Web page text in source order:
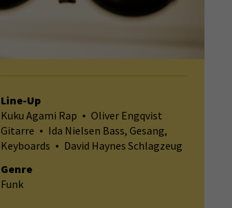
Line-Up
Kuku Agami Rap
Oliver Engqvist
Gitarre
Ida Nielsen Bass, Gesang,
Keyboards
David Haynes Schlagzeug
Genre
Funk